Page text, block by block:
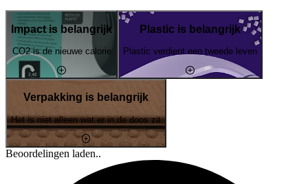
Impact is belangrijk
CO2 is de nieuwe calorie
Plastic is belangrijk
Plastic verdient een tweede leven
Verpakking is belangrijk
Het is niet alleen wat er in de doos zit
Beoordelingen laden..